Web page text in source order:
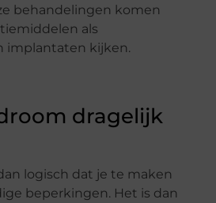
behandelingen komen
als
implantaten kijken.
dragelijk
logisch dat je te maken
beperkingen. Het is dan